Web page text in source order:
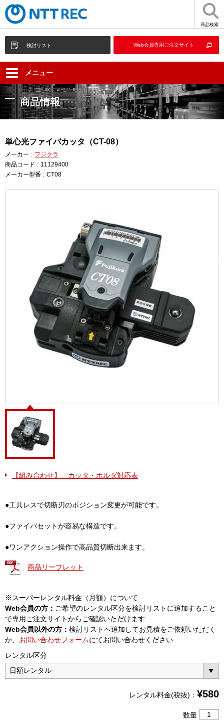
商品検索
検討リスト Web会員専用ご注文サイト
メニュー
商品情報
単心光ファイバカッタ（CT-08）
メーカー : フジクラ
商品コード : 11129400
メーカー型番 : CT08
【組み合わせ】 カッタ・ホルダ対応表
●工具レスで切断刃のポジション変更が可能です。
●ファイバセットが容易な構造です。
●ワンアクション操作で高品質切断出来ます。
商品リーフレット
※スーパーレンタル料金（月額）について
Web会員の方： ご希望のレンタル区分を検討リストに追加すること
で専用ご注文サイトからご確認いただけます
Web会員以外の方： 検討リストへ追加してお見積をご依頼いただく
か、 お問い合わせフォームにてお問い合わせください
レンタル区分
レンタル料金(税抜)： ¥580
数量